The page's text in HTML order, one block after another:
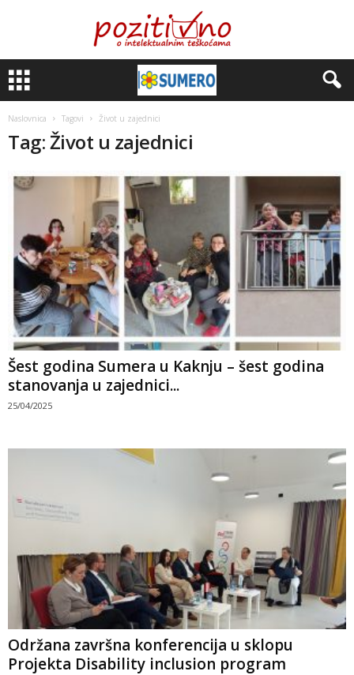
Naslovnica Tagovi Život u zajednici
Tag: Život u zajednici
Šest godina Sumera u Kaknju – šest godina
stanovanja u zajednici...
25/04/2025
Održana završna konferencija u sklopu
Projekta Disability inclusion program